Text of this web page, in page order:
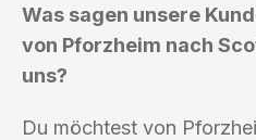
Was sagen unsere
von Pforzheim nach
uns?
Du möchtest von